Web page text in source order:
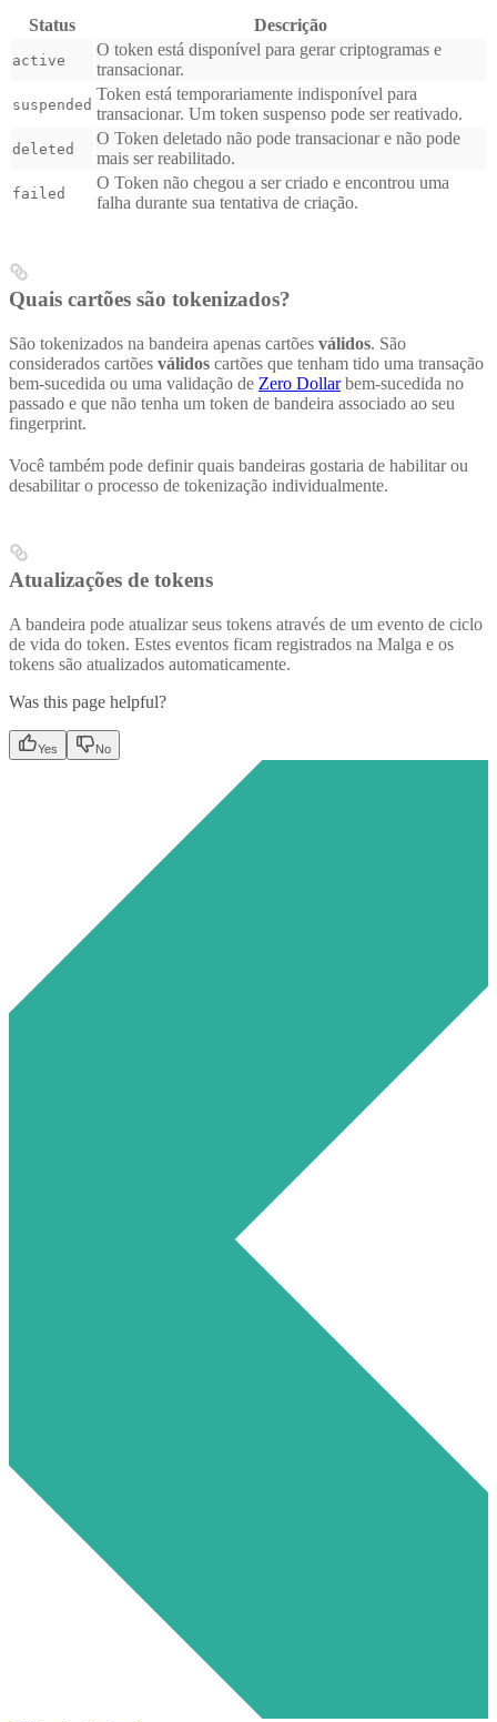
Status Descrição
active
O token está disponível para gerar criptogramas e
transacionar.
suspended
Token está temporariamente indisponível para
transacionar. Um token suspenso pode ser reativado.
deleted
O Token deletado não pode transacionar e não pode
mais ser reabilitado.
failed
O Token não chegou a ser criado e encontrou uma
falha durante sua tentativa de criação.
Quais cartões são tokenizados?
São tokenizados na bandeira apenas cartões válidos. São
considerados cartões válidos cartões que tenham tido uma transação
bem-sucedida ou uma validação de Zero Dollarbem-sucedida no
passado e que não tenha um token de bandeira associado ao seu
fingerprint.
Você também pode definir quais bandeiras gostaria de habilitar ou
desabilitar o processo de tokenização individualmente.
Atualizações de tokens
A bandeira pode atualizar seus tokens através de um evento de ciclo
de vida do token. Estes eventos ficam registrados na Malga e os
tokens são atualizados automaticamente.
Was this page helpful?
Yes No